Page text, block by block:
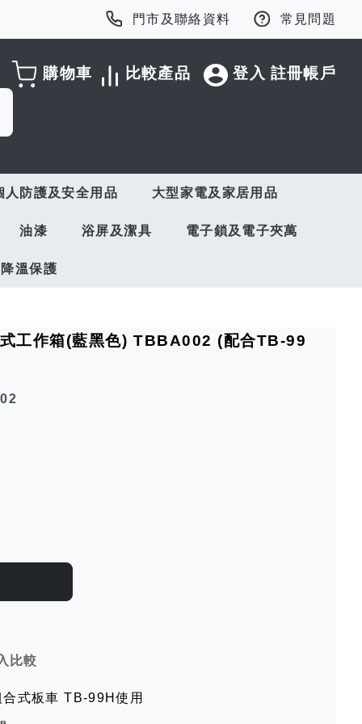
門市及聯絡資料 常見問題
登入 註冊帳戶
比較產品
購物車
人防護及安全用品 大型家電及家居用品
油漆 浴屏及潔具 電子鎖及電子夾萬
溫保護
工作箱(藍黑色) TBBA002 (配合TB-99
比較
式板車 TB-99H使用